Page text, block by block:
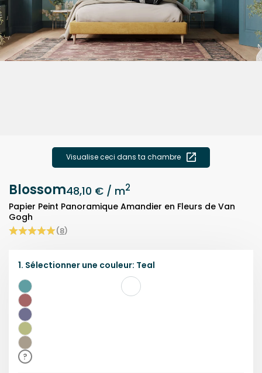
Visualise ceci dans ta chambre
Blossom48,10 € / m2
Papier Peint Panoramique Amandier en Fleurs de Van
Gogh
(8)
1. Sélectionner une couleur: Teal
Bleu
Sarcelle
Rouge
Violet
Jaune
Beige
?